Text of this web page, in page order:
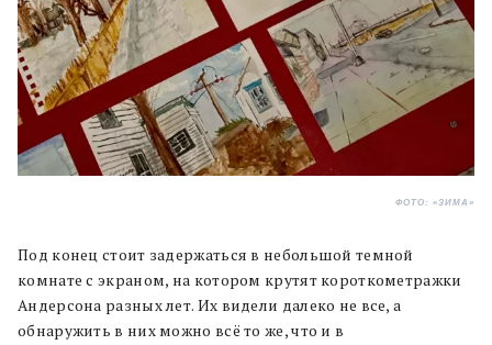
ФОТО: «ЗИМА»
Под конец стоит задержаться в небольшой темной
комнате с экраном, на котором крутят короткометражки
Андерсона разных лет. Их видели далеко не все, а
обнаружить в них можно всё то же, что и в